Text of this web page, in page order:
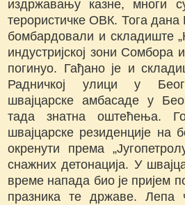
издржавању казне, многи
терористичке ОВК. Тога
бомбардовали и складиште
индустријској зони Сомбора
погинуо. Гађано је и
Радничкој улици у
швајцарске амбасаде у
тада знатна оштећења.
швајцарске резиденције на
окренути према
снажних детонација. У
време напада био је пријем
празника те државе. Лепа